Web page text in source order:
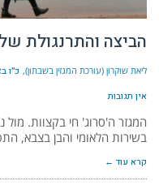
הביצה והתרנגולת
ליאת שוקרון (עורכת המגזין בשבתון) כ״ו
אין תגובות
המגזר ה'סרוג' חי בקצוות. מול
בשירות הלאומי והבן בצבא,
קרא עוד ←